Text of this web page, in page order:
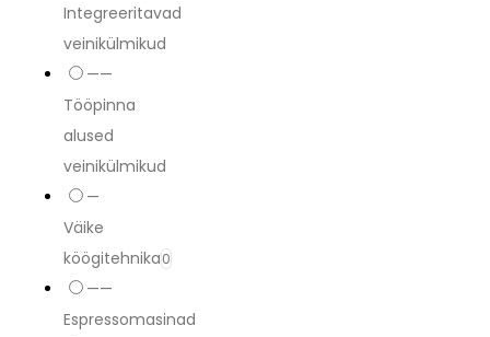
Integreeritavad
veinikülmikud
——
Tööpinna
alused
veinikülmikud
—
Väike
köögitehnika0
——
Espressomasinad